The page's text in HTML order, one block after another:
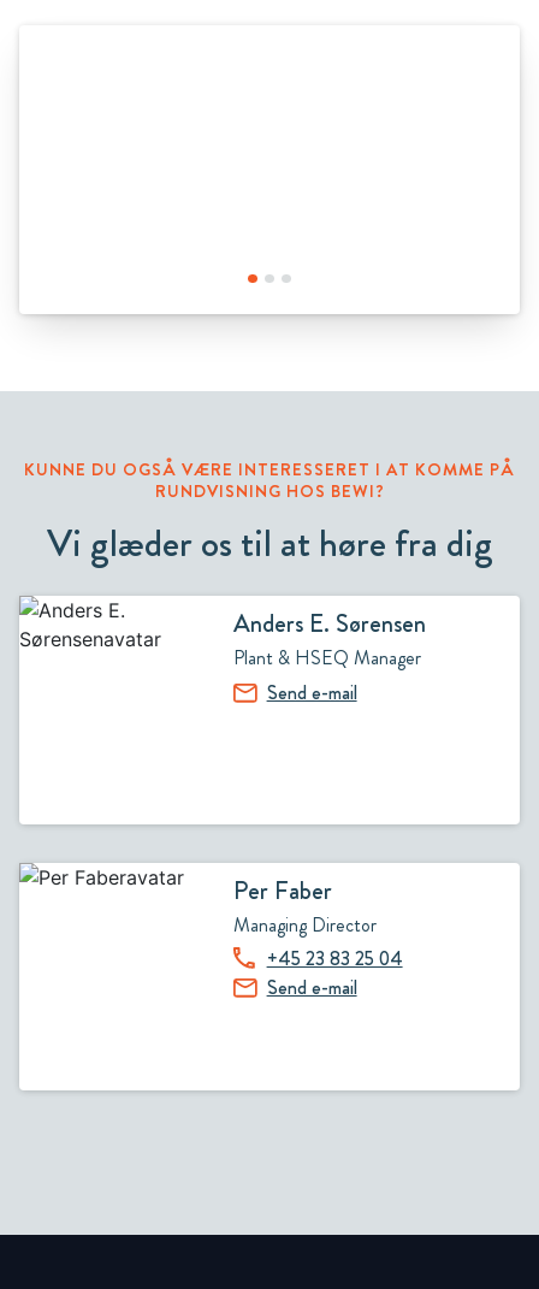
KUNNE DU OGSÅ VÆRE INTERESSERET I AT KOMME PÅ
RUNDVISNING HOS BEWI?
Vi glæder os til at høre fra dig
Anders E. Sørensen
Plant & HSEQ Manager
Send e-mail
Per Faber
Managing Director
+45 23 83 25 04
Send e-mail